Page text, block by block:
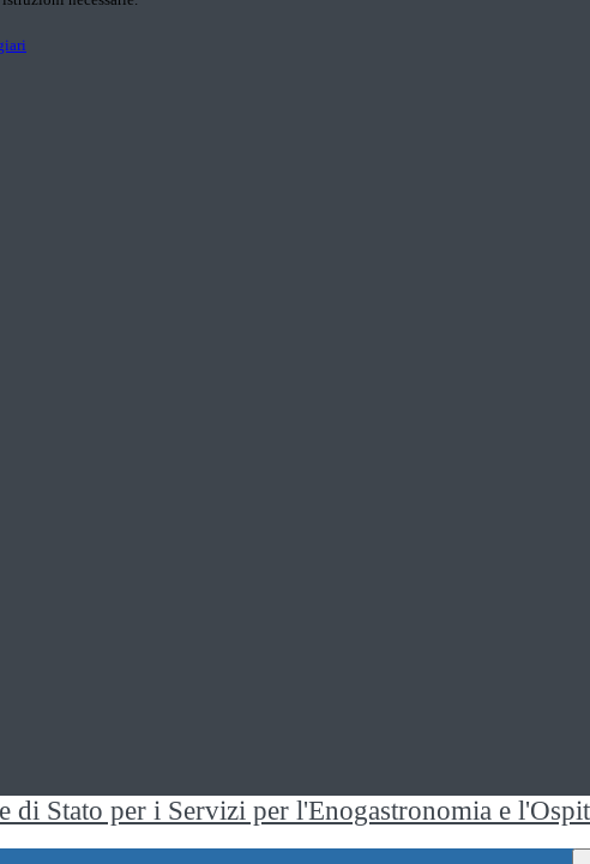
di Stato per i Servizi per l'Enogastronomia e